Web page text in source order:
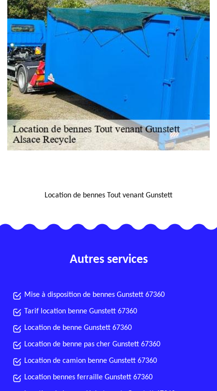
Location de bennes Tout venant Gunstett
Autres services
Mise à disposition de bennes Gunstett 67360
Tarif location benne Gunstett 67360
Location de benne Gunstett 67360
Location de benne pas cher Gunstett 67360
Location de camion benne Gunstett 67360
Location bennes ferraille Gunstett 67360